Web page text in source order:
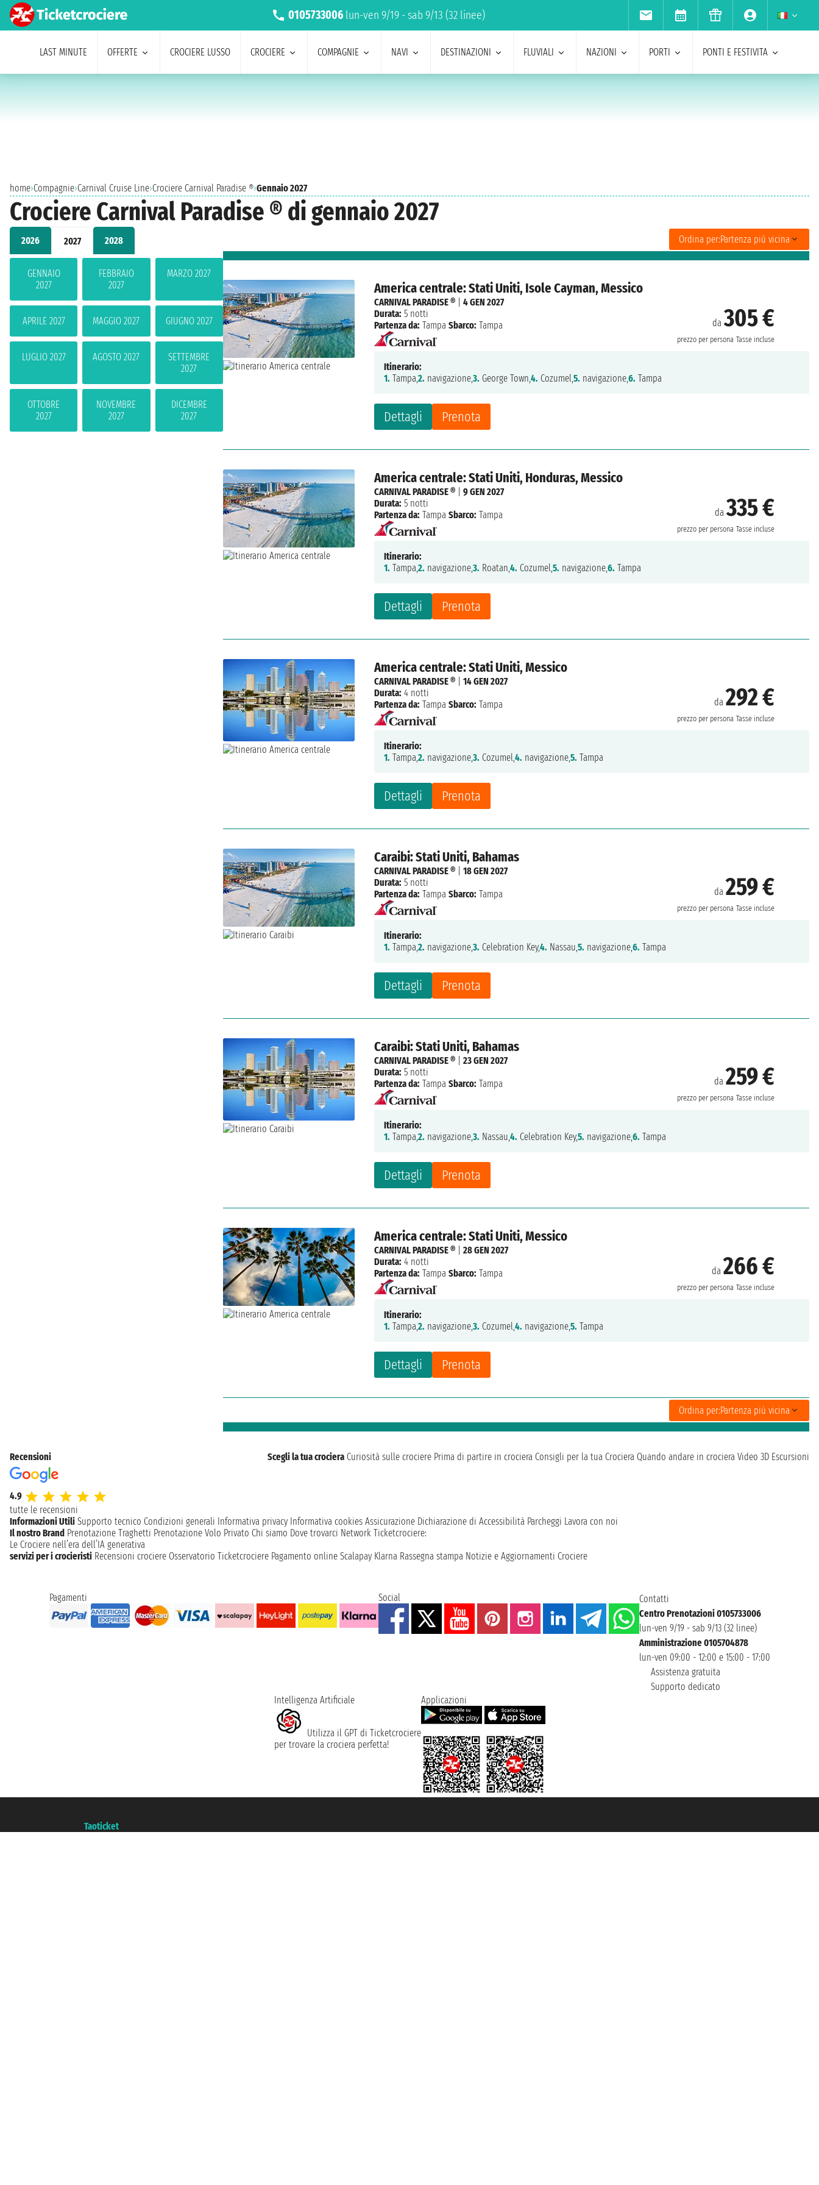
0105733006 lun-ven 9/19 - sab 9/13 (32 linee)
LAST MINUTE OFFERTE CROCIERE LUSSO CROCIERE COMPAGNIE NAVI DESTINAZIONI FLUVIALI NAZIONI PORTI PONTI E FESTIVITA
home›Compagnie›Carnival Cruise Line›Crociere Carnival Paradise ®›Gennaio 2027
Crociere Carnival Paradise ® di gennaio 2027
2026 2027 2028
GENNAIO
2027
FEBBRAIO
2027
MARZO 2027
APRILE 2027 MAGGIO 2027 GIUGNO 2027
LUGLIO 2027 AGOSTO 2027
SETTEMBRE
2027
OTTOBRE
2027
NOVEMBRE
2027
DICEMBRE
2027
Ordina per:Partenza più vicina
America centrale: Stati Uniti, Isole Cayman, Messico
da305 €
prezzo per persona Tasse incluse
Dettagli Prenota
CARNIVAL PARADISE ® |4 GEN 2027
Durata: 5 notti
Partenza da: Tampa Sbarco: Tampa
Itinerario:
1. Tampa,2. navigazione,3. George Town,4. Cozumel,5. navigazione,6. Tampa
America centrale: Stati Uniti, Honduras, Messico
da335 €
prezzo per persona Tasse incluse
Dettagli Prenota
CARNIVAL PARADISE ® |9 GEN 2027
Durata: 5 notti
Partenza da: Tampa Sbarco: Tampa
Itinerario:
1. Tampa,2. navigazione,3. Roatan,4. Cozumel,5. navigazione,6. Tampa
America centrale: Stati Uniti, Messico
da292 €
prezzo per persona Tasse incluse
Dettagli Prenota
CARNIVAL PARADISE ® |14 GEN 2027
Durata: 4 notti
Partenza da: Tampa Sbarco: Tampa
Itinerario:
1. Tampa,2. navigazione,3. Cozumel,4. navigazione,5. Tampa
Caraibi: Stati Uniti, Bahamas
da259 €
prezzo per persona Tasse incluse
Dettagli Prenota
CARNIVAL PARADISE ® |18 GEN 2027
Durata: 5 notti
Partenza da: Tampa Sbarco: Tampa
Itinerario:
1. Tampa,2. navigazione,3. Celebration Key,4. Nassau,5. navigazione,6. Tampa
Caraibi: Stati Uniti, Bahamas
da259 €
prezzo per persona Tasse incluse
Dettagli Prenota
CARNIVAL PARADISE ® |23 GEN 2027
Durata: 5 notti
Partenza da: Tampa Sbarco: Tampa
Itinerario:
1. Tampa,2. navigazione,3. Nassau,4. Celebration Key,5. navigazione,6. Tampa
America centrale: Stati Uniti, Messico
da266 €
prezzo per persona Tasse incluse
Dettagli Prenota
CARNIVAL PARADISE ® |28 GEN 2027
Durata: 4 notti
Partenza da: Tampa Sbarco: Tampa
Itinerario:
1. Tampa,2. navigazione,3. Cozumel,4. navigazione,5. Tampa
Ordina per:Partenza più vicina
Recensioni
4.9
tutte le recensioni
Scegli la tua crociera Curiosità sulle crociere Prima di partire in crociera Consigli per la tua Crociera Quando andare in crociera Video 3D Escursioni
Informazioni Utili Supporto tecnico Condizioni generali Informativa privacy Informativa cookies Assicurazione Dichiarazione di Accessibilità Parcheggi Lavora con noi
Il nostro Brand Prenotazione Traghetti Prenotazione Volo Privato Chi siamo Dove trovarci Network Ticketcrociere:
Le Crociere nell’era dell’IA generativa
servizi per i crocieristi Recensioni crociere Osservatorio Ticketcrociere Pagamento online Scalapay Klarna Rassegna stampa Notizie e Aggiornamenti Crociere
Pagamenti Social
Contatti
Centro Prenotazioni 0105733006
lun-ven 9/19 - sab 9/13 (32 linee)
Amministrazione 0105704878
lun-ven 09:00 - 12:00 e 15:00 - 17:00
Assistenza gratuita
Supporto dedicato
Intelligenza Artificiale
Utilizza il GPT di Ticketcrociere
per trovare la crociera perfetta!
Applicazioni
Taoticket